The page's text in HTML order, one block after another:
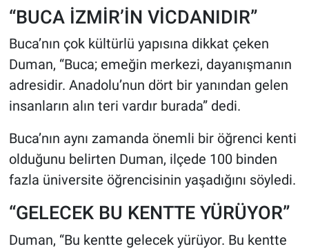
“BUCA İZMİR’İN VİCDANIDIR”
Buca’nın çok kültürlü yapısına dikkat çeken
Duman, “Buca; emeğin merkezi, dayanışmanın
adresidir. Anadolu’nun dört bir yanından gelen
insanların alın teri vardır burada” dedi.
Buca’nın aynı zamanda önemli bir öğrenci kenti
olduğunu belirten Duman, ilçede 100 binden
fazla üniversite öğrencisinin yaşadığını söyledi.
“GELECEK BU KENTTE YÜRÜYOR”
Duman, “Bu kentte gelecek yürüyor. Bu kentte